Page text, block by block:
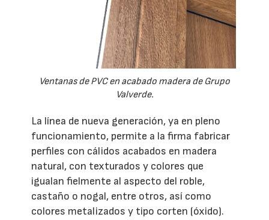
Ventanas de PVC en acabado madera de Grupo
Valverde.
La línea de nueva generación, ya en pleno
funcionamiento, permite a la firma fabricar
perfiles con cálidos acabados en madera
natural, con texturados y colores que
igualan fielmente al aspecto del roble,
castaño o nogal, entre otros, así como
colores metalizados y tipo corten (óxido).